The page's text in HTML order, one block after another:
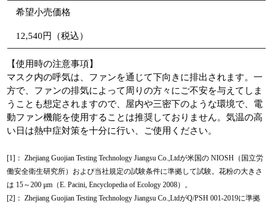
希望小売価格
12,540円（税込）
【使用時の注意事項】
マスク内の呼気は、ファンを通じて下向きに排出されます。一
方で、ファンの排気によって周りの方々にご不安を与えてしま
うことも想定されますので、屋内や三密下のような環境で、電
動ファン機能を使用することは推奨しておりません。気温の高
い日は熱中症対策を十分に行い、ご使用ください。
[1]： Zhejiang Guojian Testing Technology Jiangsu Co.,Ltdが米国の NIOSH（国立労
働安全衛生研究所）および当社規定の試験条件に準拠して試験。花粉の大きさ
は 15～200 μm（E. Pacini, Encyclopedia of Ecology 2008）。
[2]： Zhejiang Guojian Testing Technology Jiangsu Co.,LtdがQ/PSH 001-2019に準拠